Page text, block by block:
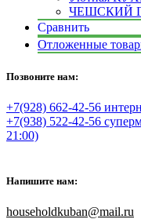
ЧЕШСКИЙ
Сравнить
Отложенные
Позвоните нам:
+7(928) 662-42-56
+7(938) 522-42-56
21:00)
Напишите нам:
householdkuban@mail.ru